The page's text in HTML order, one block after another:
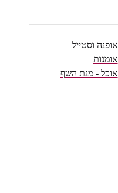
אופנה וסטייל
אומנות
אוכל - מנת השף